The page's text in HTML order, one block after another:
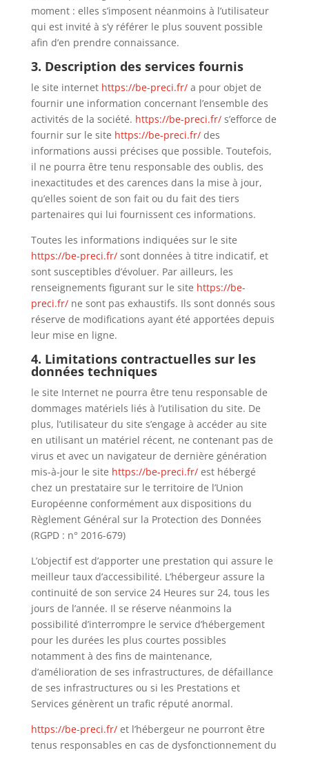
moment : elles s’imposent néanmoins à l’utilisateur
qui est invité à s’y référer le plus souvent possible
afin d’en prendre connaissance.
3. Description des services fournis
le site internet https://be-preci.fr/a pour objet de
fournir une information concernant l’ensemble des
activités de la société. https://be-preci.fr/s’efforce de
fournir sur le site https://be-preci.fr/ des
informations aussi précises que possible. Toutefois,
il ne pourra être tenu responsable des oublis, des
inexactitudes et des carences dans la mise à jour,
qu’elles soient de son fait ou du fait des tiers
partenaires qui lui fournissent ces informations.
Toutes les informations indiquées sur le site
https://be-preci.fr/sont données à titre indicatif, et
sont susceptibles d’évoluer. Par ailleurs, les
renseignements figurant sur le site https://be-
preci.fr/ne sont pas exhaustifs. Ils sont donnés sous
réserve de modifications ayant été apportées depuis
leur mise en ligne.
4. Limitations contractuelles sur les
données techniques
le site Internet ne pourra être tenu responsable de
dommages matériels liés à l’utilisation du site. De
plus, l’utilisateur du site s’engage à accéder au site
en utilisant un matériel récent, ne contenant pas de
virus et avec un navigateur de dernière génération
mis-à-jour le site https://be-preci.fr/ est hébergé
chez un prestataire sur le territoire de l’Union
Européenne conformément aux dispositions du
Règlement Général sur la Protection des Données
(RGPD : n° 2016-679)
L’objectif est d’apporter une prestation qui assure le
meilleur taux d’accessibilité. L’hébergeur assure la
continuité de son service 24 Heures sur 24, tous les
jours de l’année. Il se réserve néanmoins la
possibilité d’interrompre le service d’hébergement
pour les durées les plus courtes possibles
notamment à des fins de maintenance,
d’amélioration de ses infrastructures, de défaillance
de ses infrastructures ou si les Prestations et
Services génèrent un trafic réputé anormal.
https://be-preci.fr/ et l’hébergeur ne pourront être
tenus responsables en cas de dysfonctionnement du